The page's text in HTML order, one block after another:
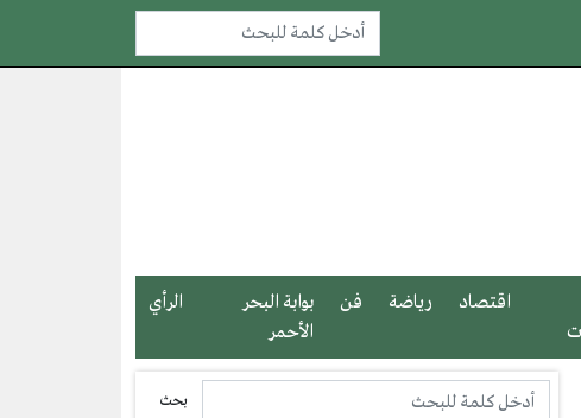
اقتصاد رياضة فن
بوابة البحر
الأحمر
الرأي
بحث